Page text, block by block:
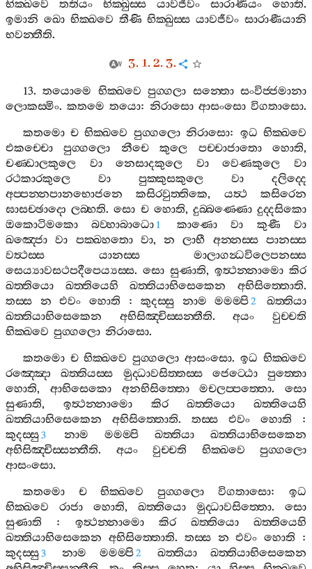
භික‍්ඛවෙ
තතියං භික‍්ඛුස‍්ස යාවජීවං සාරාණීයං හොති.
ඉමානි ඛො භික‍්ඛවෙ තීණි භික‍්ඛුස‍්ස යාවජීවං සාරාණීයානි
භවන‍්තීති.
3. 1. 2. 3.
13.තයොමෙ භික‍්ඛවෙ පුග‍්ගලා සන‍්තො සංවිජ‍්ජමානා
ලොකස‍්මිං. කතමෙ තයො: නිරාසො ආසංසො විගතාසො.
කතමො ච භික‍්ඛවෙ පුග‍්ගලො නිරාසො: ඉධ භික‍්ඛවෙ
එකච‍්චො
පුග‍්ගලො නීචෙ කුලෙ පච‍්චාජාතො හොති,
චණ‍්ඩාලකුලෙ
වා නෙසාදකුලෙ වා වෙණකුලෙ
වා
රථකාරකුලෙ
වා පුක‍්කුසකුලෙ වා
දලිද‍්දෙ
අප‍්පන‍්නපානභොජනෙ
කසිරවුත‍්තිකෙ, යත්‍ථ
කසිරෙන
ඝාසච‍්ඡාදො ලබ‍්භති.සො ච හොති, දුබ‍්බණ‍්ණො දුද‍්දසිකො
ඔකොටිමකො
බව‍්හාබාධො 1 කාණො වා කුණී
වා
ඛඤ‍්ජො වා පක‍්ඛහතො වා,න ලාභී අන‍්නස‍්ස පානස‍්ස
වත්‍ථස‍්ස
යානස‍්ස
මාලාගන්‍ධවිලෙපනස‍්ස
සෙය්‍යාවසථපදීපෙය්‍යස‍්ස. සො සුණාති, ඉත්‍ථන‍්නාමො කිර
ඛත‍්තියො
ඛත‍්තියෙහි ඛත‍්තියාභිසෙකෙන අභිසිත‍්තොති.
තස‍්ස
න එවං හොති :කුදස‍්සු නාම මමම‍්පි2
ඛත‍්තියා
ඛත‍්තියාභිසෙකෙන
අභිසිඤ‍්චිස‍්සන‍්තීති.අයං
වුච‍්චති
භික‍්ඛවෙ පුග‍්ගලො නිරාසො.
කතමො ච භික‍්ඛවෙ පුග‍්ගලො ආසංසො.ඉධ භික‍්ඛවෙ
රඤ‍්ඤො
ඛත‍්තියස‍්ස මුද‍්ධාවසිත‍්තස‍්ස ජෙට‍්ඨො
පුත‍්තො
හොති, ආභිසෙකො අනභිසිත‍්තො මචලප‍්පත‍්තො. සො
සුණාති, ඉත්‍ථන‍්නාමො කිර ඛත‍්තියො
ඛත‍්තියෙහි
ඛත‍්තියාභිසෙකෙන
අභිසිත‍්තොති. තස‍්ස එවං හොති :
කුදස‍්සු3 නාම මමම‍්පි ඛත‍්තියා
ඛත‍්තියාභිසෙකෙන
අභිසිඤ‍්චිස‍්සන‍්තීති. අයං වුච‍්චති භික‍්ඛවෙ
පුග‍්ගලො
ආසංසො.
කතමො
ච භික‍්ඛවෙ පුග‍්ගලො විගතාසො: ඉධ
භික‍්ඛවෙ
රාජා හොති, ඛත‍්තියො මුද‍්ධාවසිත‍්තො. සො
සුණාති : ඉත්‍ථන‍්නාමො කිර ඛත‍්තියො
ඛත‍්තියෙහි
ඛත‍්තියාභිසෙකෙන අභිසිත‍්තොති. තස‍්ස න එවං හොති :
කුදස‍්සු3 නාම මමම‍්පි2 ඛත‍්තියා
ඛත‍්තියාභිසෙකෙන